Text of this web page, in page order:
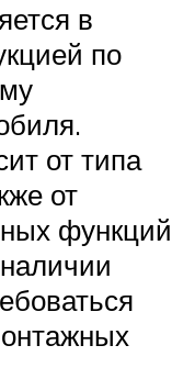
в
по
от типа
от
функций